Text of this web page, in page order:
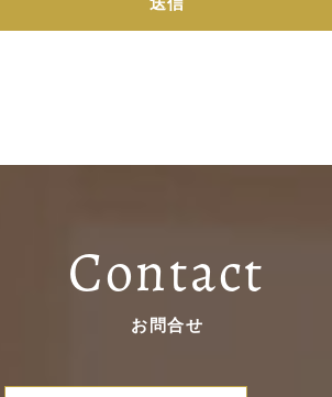
Contact
お問合せ